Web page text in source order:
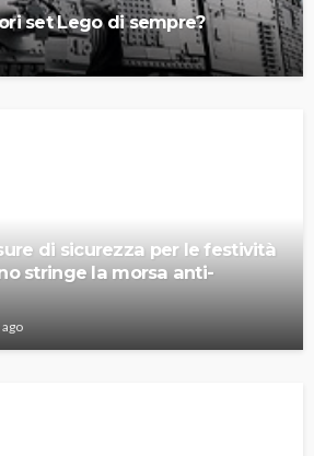
set Lego di sempre?
di sicurezza per le festività
stringe la morsa anti-